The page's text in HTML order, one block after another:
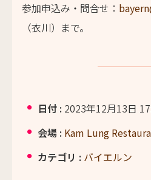
参加申込み・問合せ：
（衣川）まで。
日付 : 2023年12月13日
会場 : Kam Lung
カテゴリ : バイエルン